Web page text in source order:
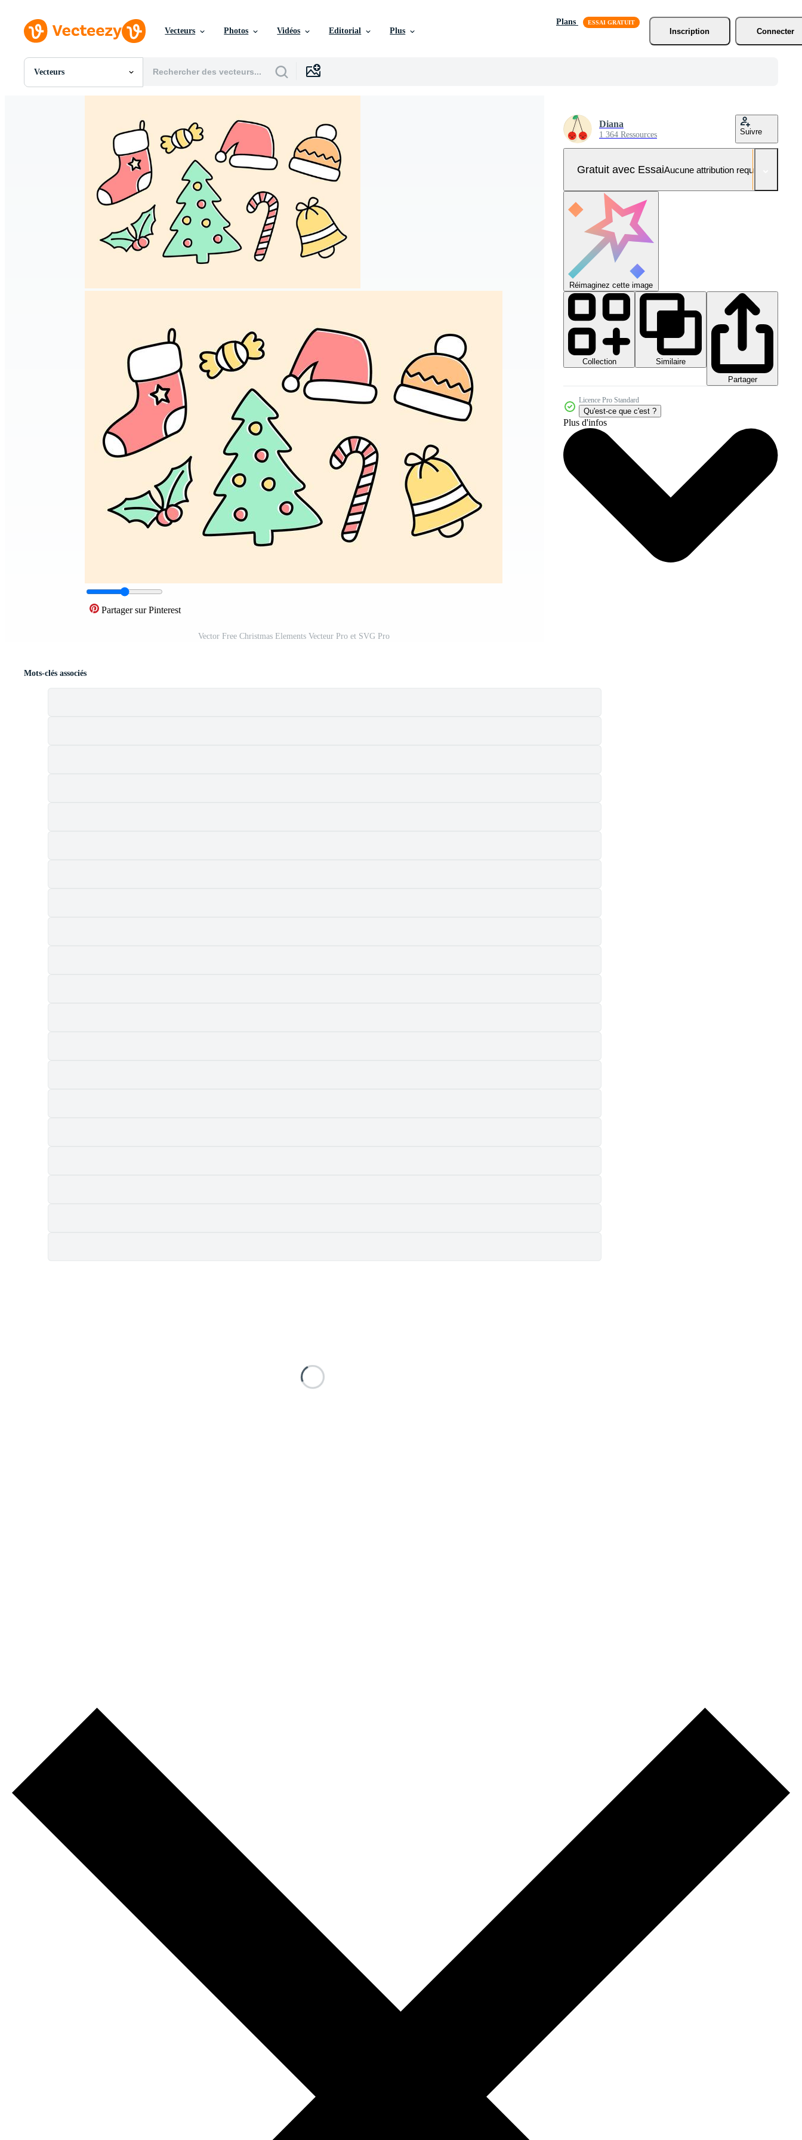
Vecteurs Photos Vidéos Editorial Plus
Plans
Inscription
Connecter
Vecteurs
Toutes Images
Motion graphics
Images Éditoriales
Partager sur Pinterest
Vector Free Christmas Elements Vecteur Pro et SVG Pro
Diana
1 364 Ressources Suivre
Gratuit avec EssaiAucune attribution requise
Réimaginez cette image
Collection
Similaire
Partager
Licence Pro Standard
Qu'est-ce que c'est ?
Plus d'infos
Mots-clés associés